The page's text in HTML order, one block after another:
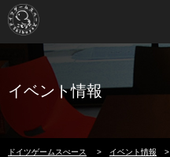
イベント情報
ドイツゲームスぺース イベント情報